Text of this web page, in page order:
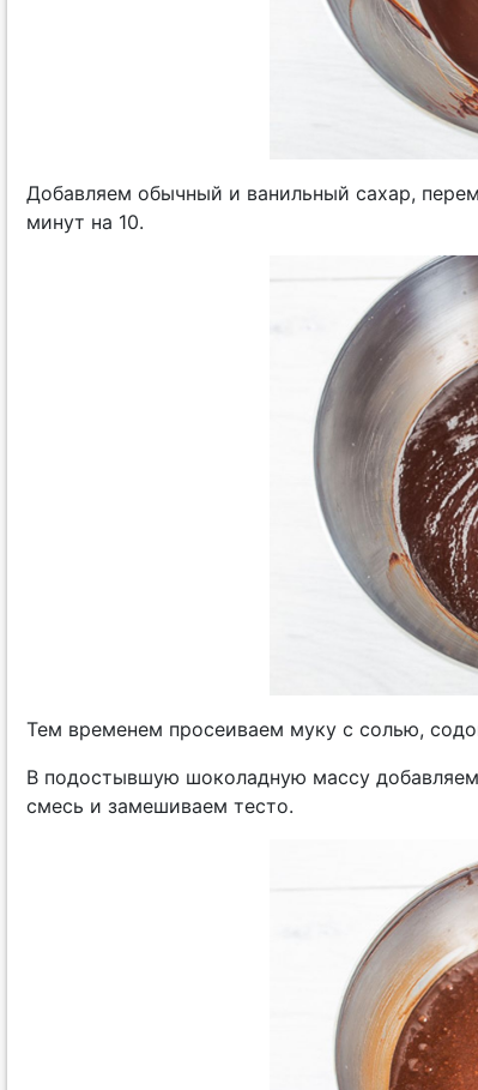
Добавляем обычный и ванильный сахар,
минут на 10.
Тем временем просеиваем муку с солью,
В подостывшую шоколадную массу
смесь и замешиваем тесто.